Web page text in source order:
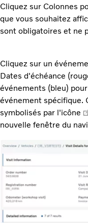
Cliquez sur Colonnes
que vous souhaitez
sont obligatoires et ne
Cliquez sur un
Dates d'échéance
événements (bleu)
événement spécifique.
symbolisés par l'icône
nouvelle fenêtre du